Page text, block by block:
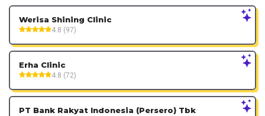
Werisa Shining Clinic
4.8 (97)
Erha Clinic
4.8 (72)
PT Bank Rakyat Indonesia (Persero) Tbk